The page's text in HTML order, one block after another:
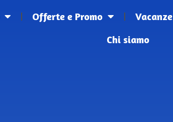
Offerte e Promo Vacanze
Chi siamo